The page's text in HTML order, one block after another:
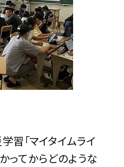
習「マイタイムライ
ってからどのような